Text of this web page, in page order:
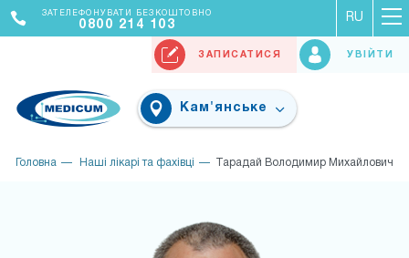
ЗАПИСАТИСЯ УВІЙТИ
Кам'янське
ЗАТЕЛЕФОНУВАТИ БЕЗКОШТОВНО
0800 214 103
RU
Головна Наші лікарі та фахівці Тарадай Володимир Михайлович